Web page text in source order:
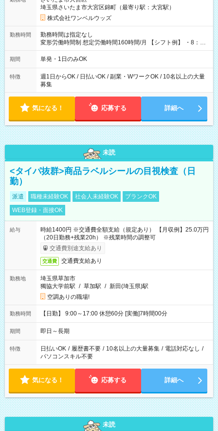
埼玉県さいたま市大宮区錦町（最寄り駅：大宮駅）
株式会社ワンベルウッズ
勤務時間
勤務時間は指定なし
変形労働時間制 想定労働時間160時間/月 【シフト例】 ・8：00
～21：00
期間 単発・1日のみOK
特徴
週1日からOK / 日払いOK / 副業・WワークOK / 10名以上の大量
募集
気になる！ 応募する 詳細へ
未読
<タイパ抜群>商品ラベルシールの目視検査（日
勤）
派遣 職種未経験OK 社会人未経験OK
ブランクOK
WEB登録・面接OK
給与
時給1400円 ※交通費全額支給（規定あり） 【月収例】25.0万円
（20日勤務+残業20h） ※残業時間の調整可
交通費別途支給あり
交通費 交通費支給あり
勤務地
埼玉県草加市
獨協大学前駅 / 草加駅 / 新田(埼玉県)駅
空調ありの職場!
勤務時間 【日勤】 9:00～17:00 休憩60分 [実働]7時間00分
期間 即日～長期
特徴 日払いOK / 履歴書不要 / 10名以上の大量募集 / 電話対応なし /
パソコンスキル不要
気になる！ 応募する 詳細へ
未読